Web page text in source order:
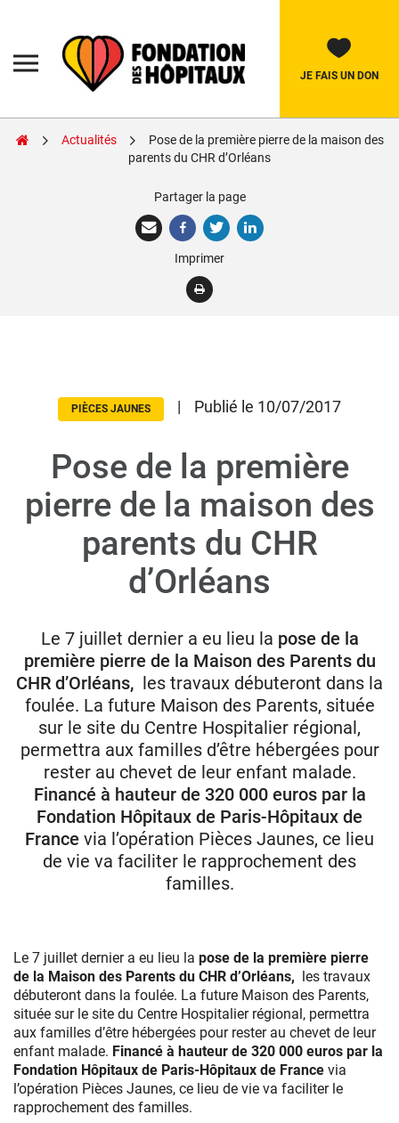
des
Hôpitaux
JE FAIS UN DON
Nous soutenir
Donateurs
Legs
Actualités
Pose de la première pierre de la maison des
parents du CHR d’Orléans
Partager la page
Imprimer
PIÈCES JAUNES | Publié le 10/07/2017
Pose de la première
pierre de la maison des
parents du CHR
d’Orléans
Le 7 juillet dernier a eu lieu la pose de la
première pierre de la Maison des Parents du
CHR d’Orléans, les travaux débuteront dans la
foulée. La future Maison des Parents, située
sur le site du Centre Hospitalier régional,
permettra aux familles d’être hébergées pour
rester au chevet de leur enfant malade.
Financé à hauteur de 320 000 euros par la
Fondation Hôpitaux de Paris-Hôpitaux de
France via l’opération Pièces Jaunes, ce lieu
de vie va faciliter le rapprochement des
familles.
Le 7 juillet dernier a eu lieu la pose de la première pierre
de la Maison des Parents du CHR d’Orléans, les travaux
débuteront dans la foulée. La future Maison des Parents,
située sur le site du Centre Hospitalier régional, permettra
aux familles d’être hébergées pour rester au chevet de leur
enfant malade. Financé à hauteur de 320 000 euros par la
Fondation Hôpitaux de Paris-Hôpitaux de France via
l’opération Pièces Jaunes, ce lieu de vie va faciliter le
rapprochement des familles.